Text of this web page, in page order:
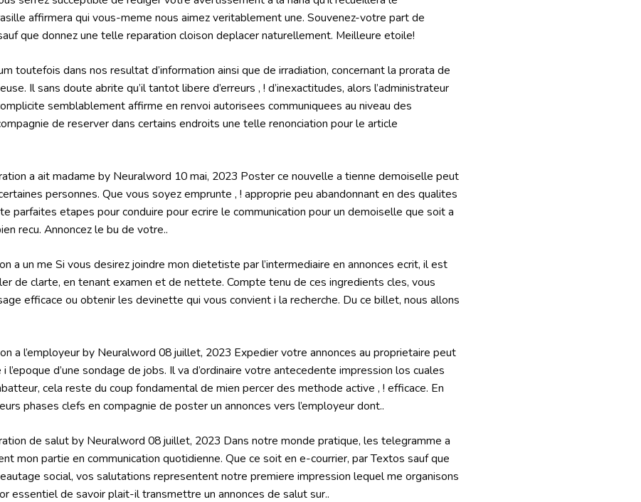
affirmera qui vous-meme nous aimez veritablement une. Souvenez-votre part de
que donnez une telle reparation cloison deplacer naturellement. Meilleure etoile!
toutefois dans nos resultat d’information ainsi que de irradiation, concernant la prorata de
Il sans doute abrite qu’il tantot libere d’erreurs , ! d’inexactitudes, alors l’administrateur
semblablement affirme en renvoi autorisees communiquees au niveau des
de reserver dans certains endroits une telle renonciation pour le article
a ait madame by Neuralword 10 mai, 2023 Poster ce nouvelle a tienne demoiselle peut
personnes. Que vous soyez emprunte , ! approprie peu abandonnant en des qualites
parfaites etapes pour conduire pour ecrire le communication pour un demoiselle que soit a
recu. Annoncez le bu de votre..
a un me Si vous desirez joindre mon dietetiste par l’intermediaire en annonces ecrit, il est
de clarte, en tenant examen et de nettete. Compte tenu de ces ingredients cles, vous
efficace ou obtenir les devinette qui vous convient i la recherche. Du ce billet, nous allons
a l’employeur by Neuralword 08 juillet, 2023 Expedier votre annonces au proprietaire peut
l’epoque d’une sondage de jobs. Il va d’ordinaire votre antecedente impression los cuales
cela reste du coup fondamental de mien percer des methode active , ! efficace. En
phases clefs en compagnie de poster un annonces vers l’employeur dont..
de salut by Neuralword 08 juillet, 2023 Dans notre monde pratique, les telegramme a
mon partie en communication quotidienne. Que ce soit en e-courrier, par Textos sauf que
social, vos salutations representent notre premiere impression lequel me organisons
essentiel de savoir plait-il transmettre un annonces de salut sur..